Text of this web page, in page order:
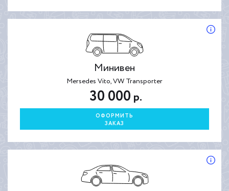
Минивен
Mersedes Vito, VW Transporter
30 000 р.
ОФОРМИТЬ
ЗАКАЗ